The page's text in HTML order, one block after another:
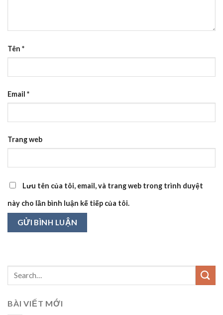
Tên *
Email *
Trang web
Lưu tên của tôi, email, và trang web trong trình duyệt
này cho lần bình luận kế tiếp của tôi.
BÀI VIẾT MỚI